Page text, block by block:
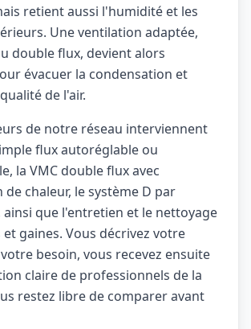
retient aussi l'humidité et les
Une ventilation adaptée,
double flux, devient alors
évacuer la condensation et
de l'air.
de notre réseau interviennent
flux autoréglable ou
la VMC double flux avec
chaleur, le système D par
ainsi que l'entretien et le nettoyage
et gaines. Vous décrivez votre
besoin, vous recevez ensuite
claire de professionnels de la
restez libre de comparer avant